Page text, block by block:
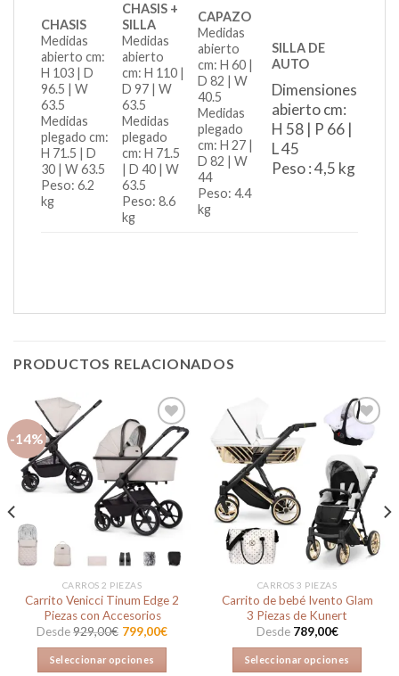
CHASIS
Medidas
abierto cm:
H 103 | D
96.5 | W
63.5
Medidas
plegado cm:
H 71.5 | D
30 | W 63.5
Peso: 6.2
kg
CHASIS +
SILLA
Medidas
abierto
cm: H 110 |
D 97 | W
63.5
Medidas
plegado
cm: H 71.5
| D 40 | W
63.5
Peso: 8.6
kg
CAPAZO
Medidas
abierto
cm: H 60 |
D 82 | W
40.5
Medidas
plegado
cm: H 27 |
D 82 | W
44
Peso: 4.4
kg
SILLA DE
AUTO
Dimensiones
abierto cm:
H 58 | P 66 |
L 45
Peso : 4,5 kg
PRODUCTOS RELACIONADOS
-14%
Añadir
a la
lista de
deseos
CARROS 2 PIEZAS
Carrito Venicci Tinum Edge 2
Piezas con Accesorios
Desde929,00€ 799,00€
Seleccionar opciones
Añadir
a la
lista de
deseos
CARROS 3 PIEZAS
Carrito de bebé Ivento Glam
3 Piezas de Kunert
Desde 789,00€
Seleccionar opciones